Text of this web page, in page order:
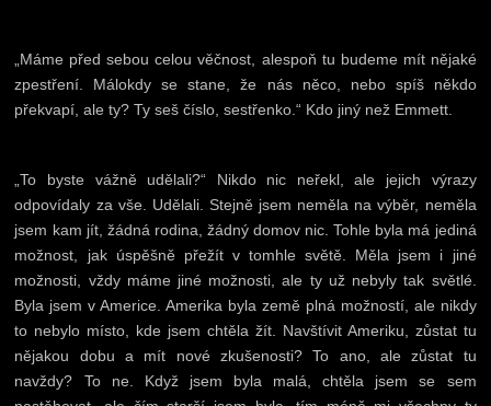
„Máme před sebou celou věčnost, alespoň tu budeme mít nějaké
zpestření. Málokdy se stane, že nás něco, nebo spíš někdo
překvapí, ale ty? Ty seš číslo, sestřenko.“ Kdo jiný než Emmett.
„To byste vážně udělali?“ Nikdo nic neřekl, ale jejich výrazy
odpovídaly za vše. Udělali. Stejně jsem neměla na výběr, neměla
jsem kam jít, žádná rodina, žádný domov nic. Tohle byla má jediná
možnost, jak úspěšně přežít v tomhle světě. Měla jsem i jiné
možnosti, vždy máme jiné možnosti, ale ty už nebyly tak světlé.
Byla jsem v Americe. Amerika byla země plná možností, ale nikdy
to nebylo místo, kde jsem chtěla žít. Navštívit Ameriku, zůstat tu
nějakou dobu a mít nové zkušenosti? To ano, ale zůstat tu
navždy? To ne. Když jsem byla malá, chtěla jsem se sem